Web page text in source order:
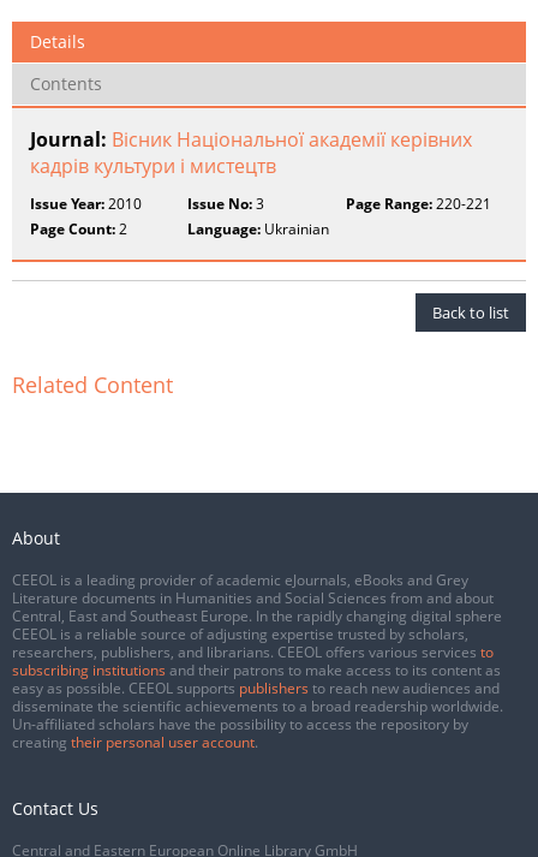
Details
Contents
Journal: Вісник Національної академії керівних
кадрів культури і мистецтв
Issue Year:2010 Issue No:3 Page Range:220-221
Page Count:2 Language: Ukrainian
Back to list
Related Content
About
CEEOL is a leading provider of academic eJournals, eBooks and Grey
Literature documents in Humanities and Social Sciences from and about
Central, East and Southeast Europe. In the rapidly changing digital sphere
CEEOL is a reliable source of adjusting expertise trusted by scholars,
researchers, publishers, and librarians. CEEOL offers various services to
subscribing institutions and their patrons to make access to its content as
easy as possible. CEEOL supports publishers to reach new audiences and
disseminate the scientific achievements to a broad readership worldwide.
Un-affiliated scholars have the possibility to access the repository by
creating their personal user account.
Contact Us
Central and Eastern European Online Library GmbH